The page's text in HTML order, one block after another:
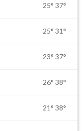
25° 37°
25° 31°
23° 37°
26° 38°
21° 38°